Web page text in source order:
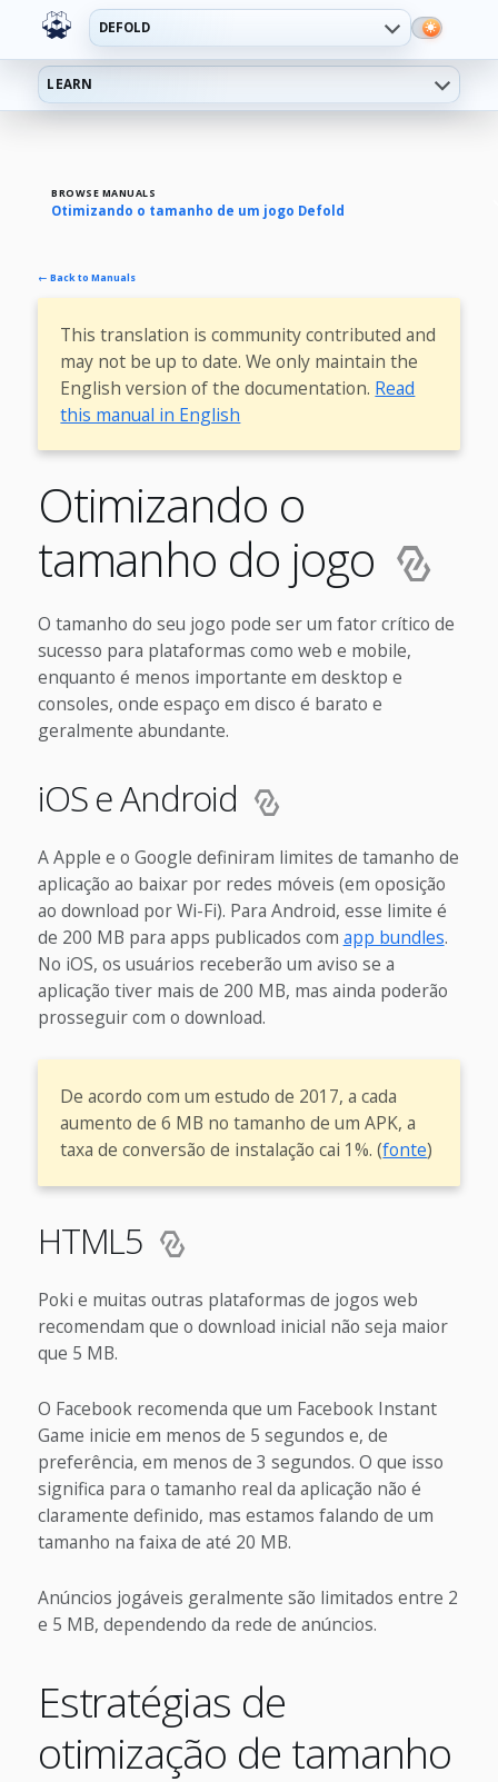
DEFOLD
LEARN
BROWSE MANUALS
Otimizando o tamanho de um jogo Defold
← Back to Manuals
This translation is community contributed and
may not be up to date. We only maintain the
English version of the documentation. Read
this manual in English
Otimizando o
tamanho do jogo
O tamanho do seu jogo pode ser um fator crítico de
sucesso para plataformas como web e mobile,
enquanto é menos importante em desktop e
consoles, onde espaço em disco é barato e
geralmente abundante.
iOS e Android
A Apple e o Google definiram limites de tamanho de
aplicação ao baixar por redes móveis (em oposição
ao download por Wi-Fi). Para Android, esse limite é
de 200 MB para apps publicados com app bundles.
No iOS, os usuários receberão um aviso se a
aplicação tiver mais de 200 MB, mas ainda poderão
prosseguir com o download.
De acordo com um estudo de 2017, a cada
aumento de 6 MB no tamanho de um APK, a
taxa de conversão de instalação cai 1%. (fonte)
HTML5
Poki e muitas outras plataformas de jogos web
recomendam que o download inicial não seja maior
que 5 MB.
O Facebook recomenda que um Facebook Instant
Game inicie em menos de 5 segundos e, de
preferência, em menos de 3 segundos. O que isso
significa para o tamanho real da aplicação não é
claramente definido, mas estamos falando de um
tamanho na faixa de até 20 MB.
Anúncios jogáveis geralmente são limitados entre 2
e 5 MB, dependendo da rede de anúncios.
Estratégias de
otimização de tamanho